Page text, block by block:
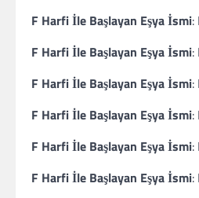
F Harfi İle Başlayan Eşya İsmi:
F Harfi İle Başlayan Eşya İsmi:
F Harfi İle Başlayan Eşya İsmi:
F Harfi İle Başlayan Eşya İsmi:
F Harfi İle Başlayan Eşya İsmi:
F Harfi İle Başlayan Eşya İsmi: